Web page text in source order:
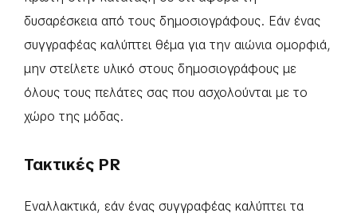
δυσαρέσκεια από τους δημοσιογράφους. Εάν ένας
συγγραφέας καλύπτει θέμα για την αιώνια ομορφιά,
μην στείλετε υλικό στους δημοσιογράφους με
όλους τους πελάτες σας που ασχολούνται με το
χώρο της μόδας.
Τακτικές PR
Εναλλακτικά, εάν ένας συγγραφέας καλύπτει τα